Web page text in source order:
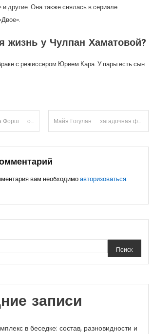
другие. Она также снялась в сериале
жизнь у Чулпан Хаматовой?
с режиссером Юрием Кара. У пары есть сын
— история успеха и триумфа Майя Гогулан — загадочная фигура с неясной биографией — размышления о правде и мифах
вам необходимоавторизоваться.
Поиск
записи
в беседке: состав, разновидности и